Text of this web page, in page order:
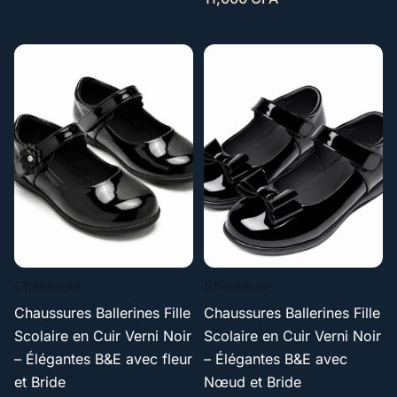
Chaussures Ballerines Fille
Scolaire en Cuir Verni Noir
– Élégantes B&E avec fleur
et Bride
Chaussures Ballerines Fille
Scolaire en Cuir Verni Noir
– Élégantes B&E avec
Nœud et Bride